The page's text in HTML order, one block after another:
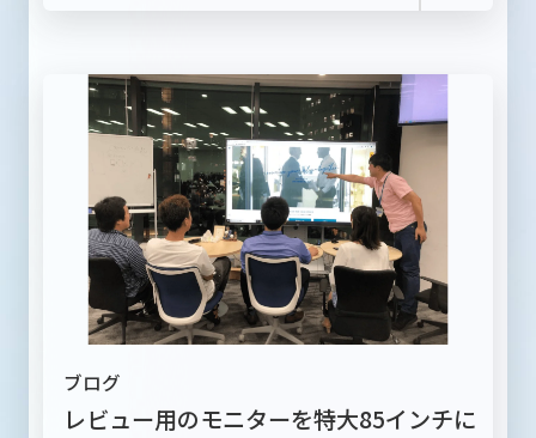
ブログ
レビュー用のモニターを特大85インチに